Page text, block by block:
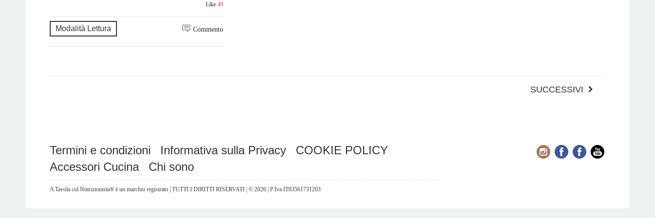
Like 49
Modalità Lettura Commento
SUCCESSIVI
Termini e condizioni Informativa sulla Privacy
COOKIE POLICY
Accessori Cucina
Chi sono
A Tavola col Nutrizionista® è un marchio registrato | TUTTI I DIRITTI RISERVATI | © 2026 | P.Iva IT03561731203